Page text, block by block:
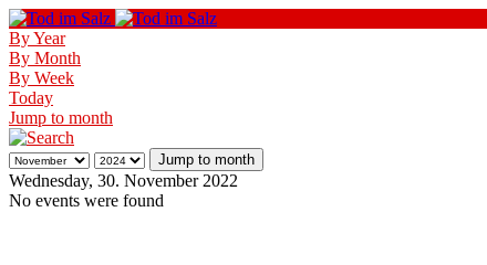
By Year
By Month
By Week
Today
Jump to month
Jump to month
Wednesday, 30. November 2022
No events were found